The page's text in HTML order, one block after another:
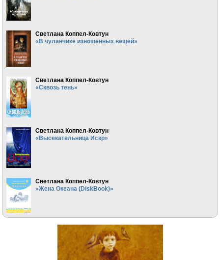
Светлана Коппел-Ковтун
«В чуланчике изношенных вещей»
Светлана Коппел-Ковтун
«Сквозь тень»
Светлана Коппел-Ковтун
«Высекательница Искр»
Светлана Коппел-Ковтун
«Жена Океана (DiskBook)»